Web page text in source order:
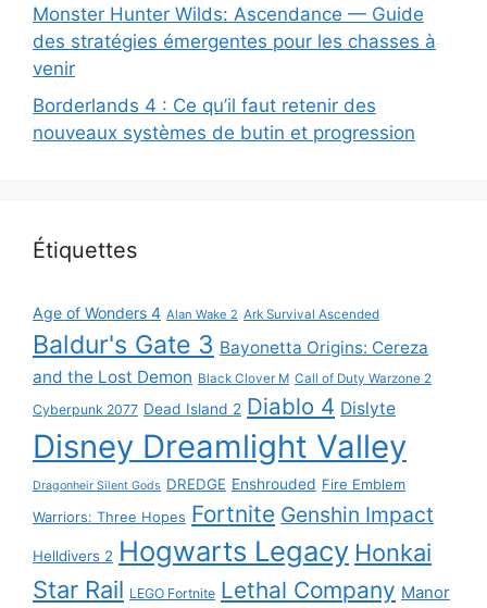
Monster Hunter Wilds: Ascendance — Guide
des stratégies émergentes pour les chasses à
venir
Borderlands 4 : Ce qu’il faut retenir des
nouveaux systèmes de butin et progression
Étiquettes
Age of Wonders 4 Alan Wake 2 Ark Survival Ascended
Baldur's Gate 3 Bayonetta Origins: Cereza
and the Lost Demon Black Clover M Call of Duty Warzone 2
Cyberpunk 2077 Dead Island 2 Diablo 4 Dislyte
Disney Dreamlight Valley
Dragonheir Silent Gods DREDGE Enshrouded Fire Emblem
Warriors: Three Hopes Fortnite Genshin Impact
Helldivers 2 Hogwarts Legacy Honkai
Star Rail LEGO Fortnite Lethal Company Manor